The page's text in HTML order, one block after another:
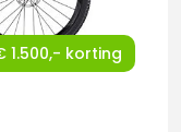
1.500,- korting